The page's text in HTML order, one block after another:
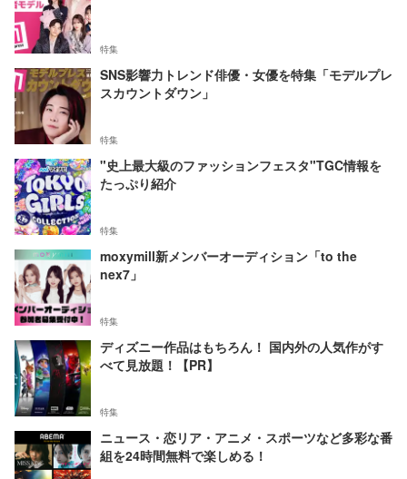
特集
SNS影響力トレンド俳優・女優を特集「モデルプレ
スカウントダウン」
特集
"史上最大級のファッションフェスタ"TGC情報を
たっぷり紹介
特集
moxymill新メンバーオーディション「to the
nex7」
特集
ディズニー作品はもちろん！ 国内外の人気作がす
べて見放題！【PR】
特集
ニュース・恋リア・アニメ・スポーツなど多彩な番
組を24時間無料で楽しめる！